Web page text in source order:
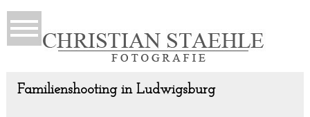
Familienshooting in Ludwigsburg